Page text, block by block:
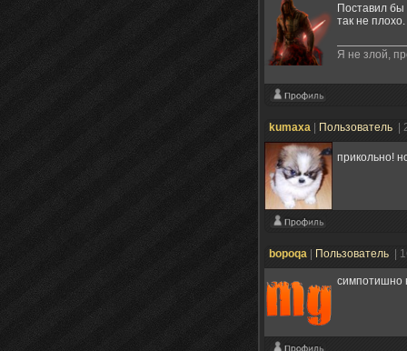
Поставил бы
так не
Я не злой,
kumaxa Пользователь |
прикольно!
bopoqa Пользователь |
симпотишно